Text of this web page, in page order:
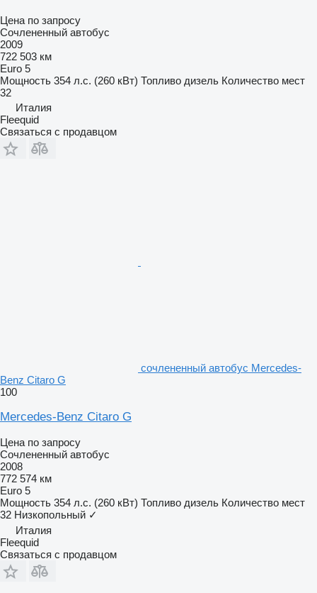
Цена по запросу
Сочлененный автобус
2009
722 503 км
Euro 5
Мощность 354 л.с. (260 кВт) Топливо дизель Количество мест
32
Италия
Fleequid
Связаться с продавцом
сочлененный автобус Mercedes-
Benz Citaro G
100
Mercedes-Benz Citaro G
Цена по запросу
Сочлененный автобус
2008
772 574 км
Euro 5
Мощность 354 л.с. (260 кВт) Топливо дизель Количество мест
32 Низкопольный ✓
Италия
Fleequid
Связаться с продавцом